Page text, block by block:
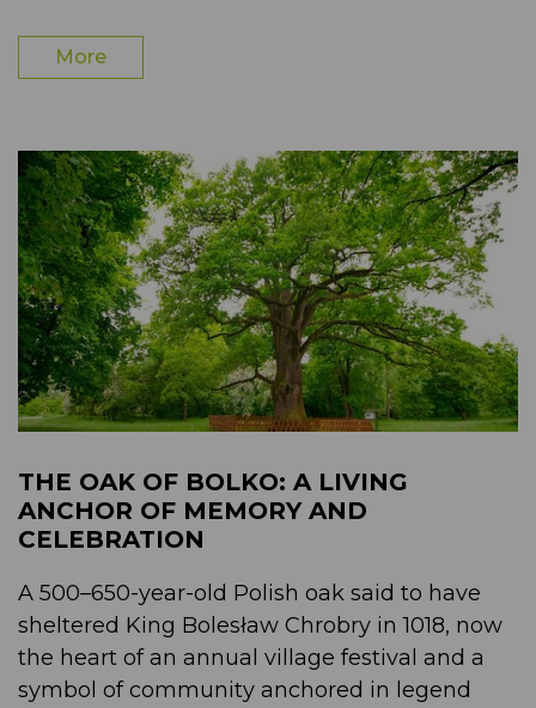
More
THE OAK OF BOLKO: A LIVING
ANCHOR OF MEMORY AND
CELEBRATION
A 500–650-year-old Polish oak said to have
sheltered King Bolesław Chrobry in 1018, now
the heart of an annual village festival and a
symbol of community anchored in legend